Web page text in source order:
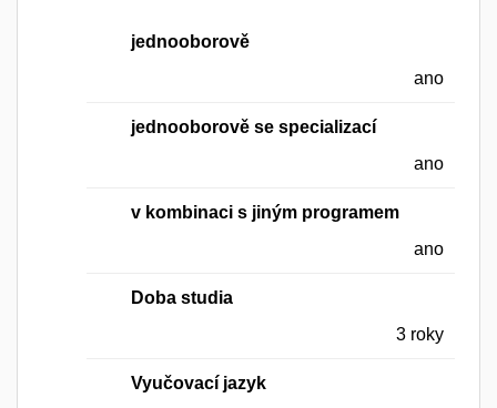
jednooborově
ano
jednooborově se specializací
ano
v kombinaci s jiným programem
ano
Doba studia
3 roky
Vyučovací jazyk